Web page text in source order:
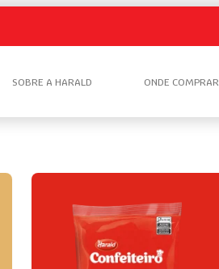
SOBRE A HARALD ONDE COMPRAR